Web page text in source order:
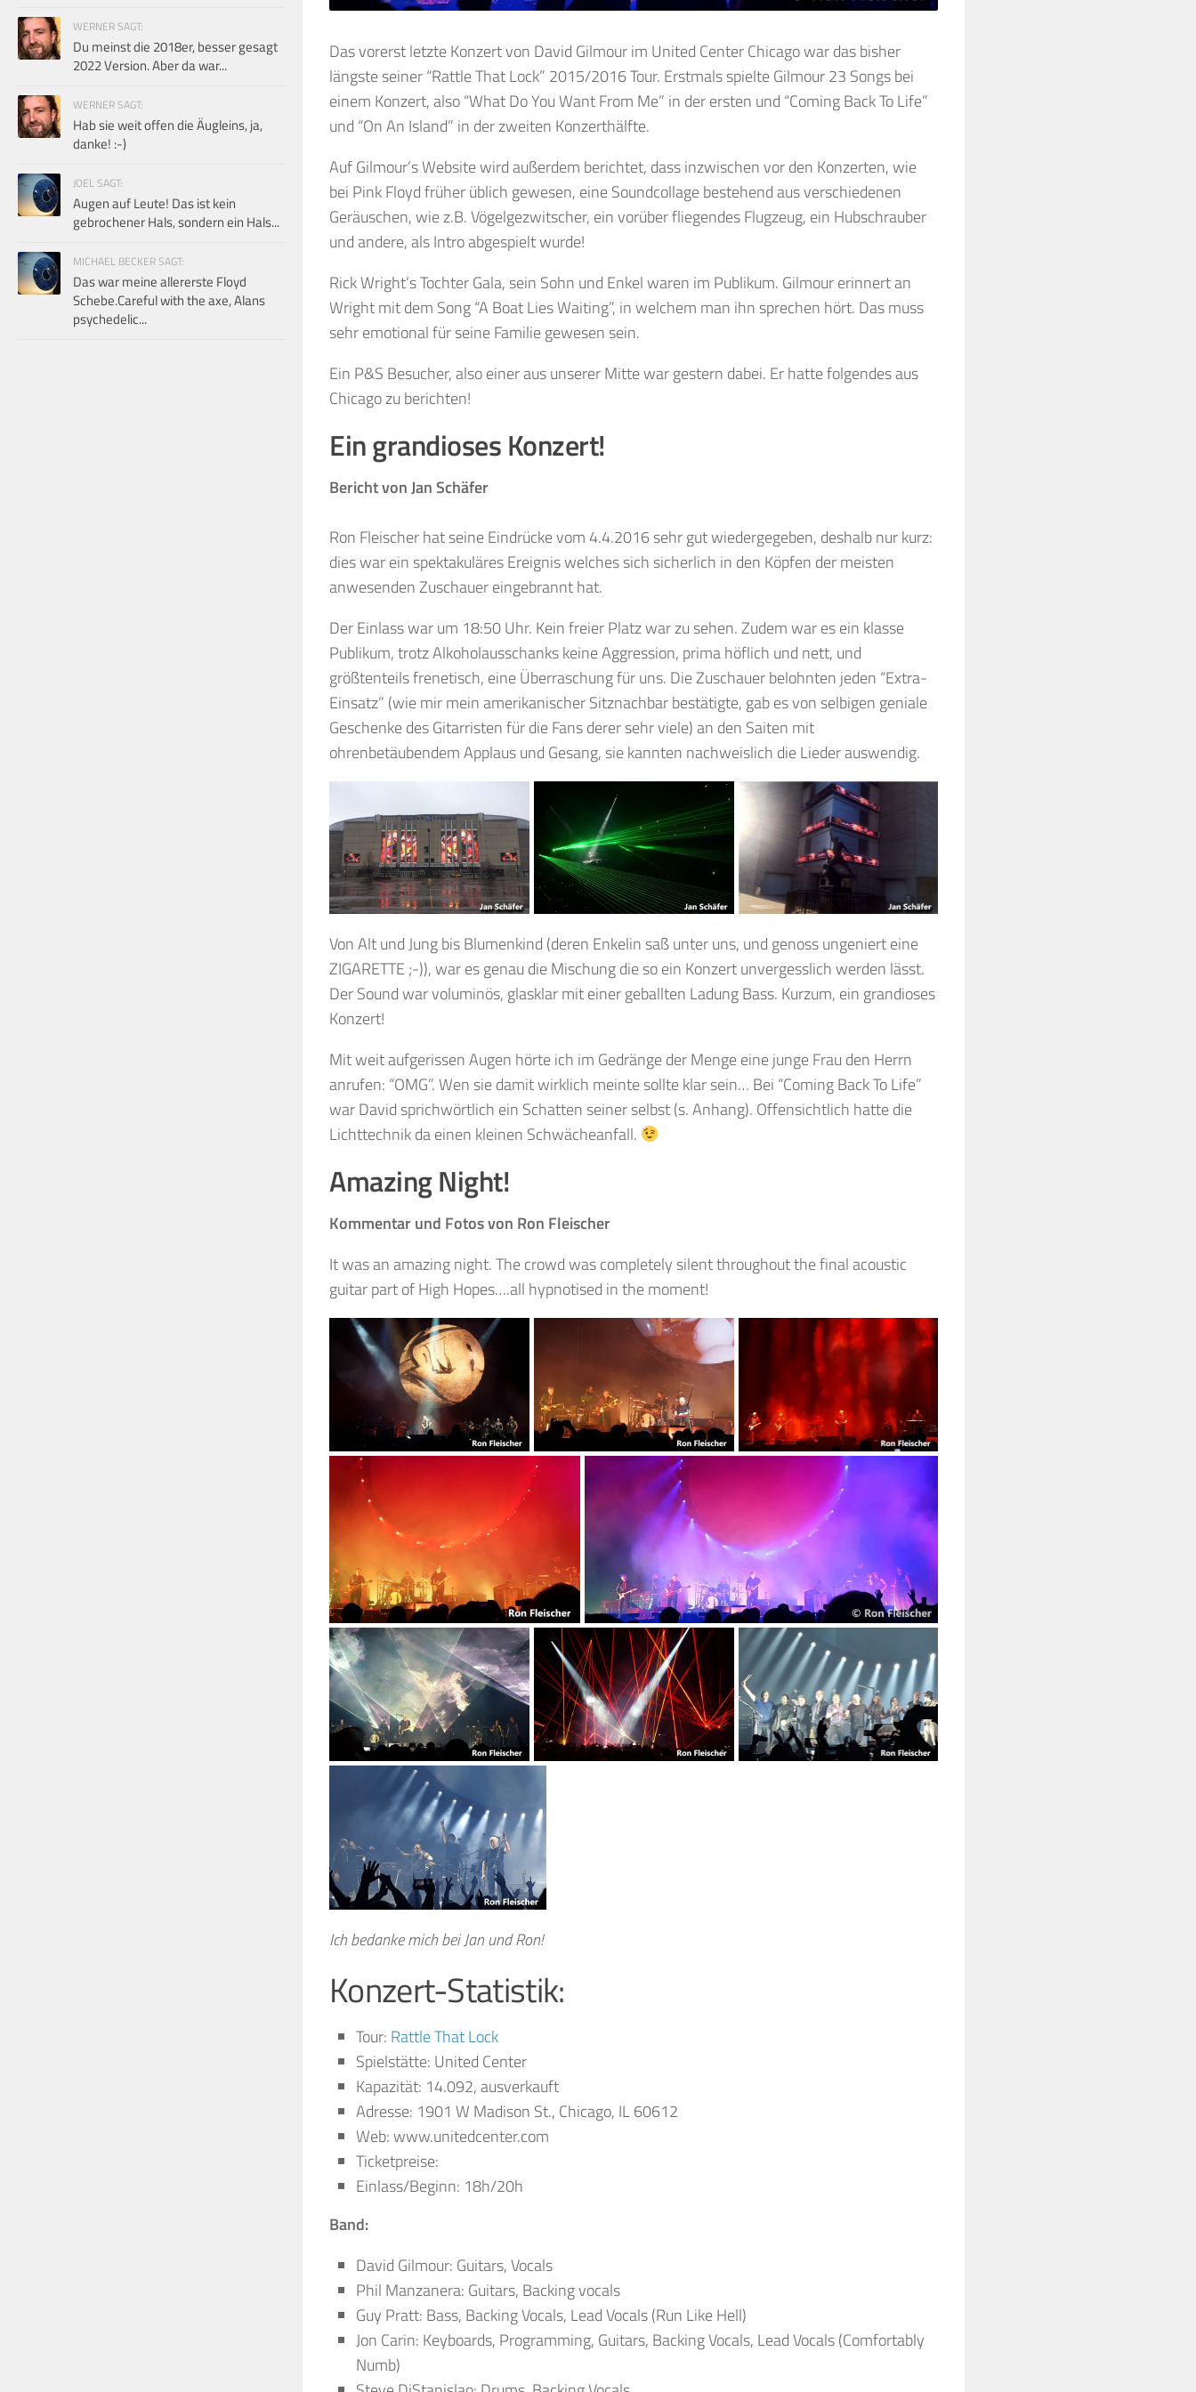
Das vorerst letzte Konzert von David Gilmour im United Center Chicago war das bisher
längste seiner “Rattle That Lock” 2015/2016 Tour. Erstmals spielte Gilmour 23 Songs bei
einem Konzert, also “What Do You Want From Me” in der ersten und “Coming Back To Life”
und “On An Island” in der zweiten Konzerthälfte.
Auf Gilmour’s Website wird außerdem berichtet, dass inzwischen vor den Konzerten, wie
bei Pink Floyd früher üblich gewesen, eine Soundcollage bestehend aus verschiedenen
Geräuschen, wie z.B. Vögelgezwitscher, ein vorüber fliegendes Flugzeug, ein Hubschrauber
und andere, als Intro abgespielt wurde!
Rick Wright’s Tochter Gala, sein Sohn und Enkel waren im Publikum. Gilmour erinnert an
Wright mit dem Song “A Boat Lies Waiting”, in welchem man ihn sprechen hört. Das muss
sehr emotional für seine Familie gewesen sein.
Ein P&S Besucher, also einer aus unserer Mitte war gestern dabei. Er hatte folgendes aus
Chicago zu berichten!
Ein grandioses Konzert!
Bericht von Jan Schäfer
Ron Fleischer hat seine Eindrücke vom 4.4.2016 sehr gut wiedergegeben, deshalb nur kurz:
dies war ein spektakuläres Ereignis welches sich sicherlich in den Köpfen der meisten
anwesenden Zuschauer eingebrannt hat.
Der Einlass war um 18:50 Uhr. Kein freier Platz war zu sehen. Zudem war es ein klasse
Publikum, trotz Alkoholausschanks keine Aggression, prima höflich und nett, und
größtenteils frenetisch, eine Überraschung für uns. Die Zuschauer belohnten jeden “Extra-
Einsatz” (wie mir mein amerikanischer Sitznachbar bestätigte, gab es von selbigen geniale
Geschenke des Gitarristen für die Fans derer sehr viele) an den Saiten mit
ohrenbetäubendem Applaus und Gesang, sie kannten nachweislich die Lieder auswendig.
Von Alt und Jung bis Blumenkind (deren Enkelin saß unter uns, und genoss ungeniert eine
ZIGARETTE ;-)), war es genau die Mischung die so ein Konzert unvergesslich werden lässt.
Der Sound war voluminös, glasklar mit einer geballten Ladung Bass. Kurzum, ein grandioses
Konzert!
Mit weit aufgerissen Augen hörte ich im Gedränge der Menge eine junge Frau den Herrn
anrufen: “OMG”. Wen sie damit wirklich meinte sollte klar sein… Bei “Coming Back To Life”
war David sprichwörtlich ein Schatten seiner selbst (s. Anhang). Offensichtlich hatte die
Lichttechnik da einen kleinen Schwächeanfall.
Amazing Night!
Kommentar und Fotos von Ron Fleischer
It was an amazing night. The crowd was completely silent throughout the final acoustic
guitar part of High Hopes….all hypnotised in the moment!
Ich bedanke mich bei Jan und Ron!
Konzert-Statistik:
Tour: Rattle That Lock
Spielstätte: United Center
Kapazität: 14.092, ausverkauft
Adresse: 1901 W Madison St., Chicago, IL 60612
Web: www.unitedcenter.com
Ticketpreise:
Einlass/Beginn: 18h/20h
Band:
David Gilmour: Guitars, Vocals
Phil Manzanera: Guitars, Backing vocals
Guy Pratt: Bass, Backing Vocals, Lead Vocals (Run Like Hell)
Jon Carin: Keyboards, Programming, Guitars, Backing Vocals, Lead Vocals (Comfortably
Numb)
WERNER SAGT:
Du meinst die 2018er, besser gesagt
2022 Version. Aber da war...
WERNER SAGT:
Hab sie weit offen die Äugleins, ja,
danke! :-)
JOEL SAGT:
Augen auf Leute! Das ist kein
gebrochener Hals, sondern ein Hals...
MICHAEL BECKER SAGT:
Das war meine allererste Floyd
Schebe.Careful with the axe, Alans
psychedelic...